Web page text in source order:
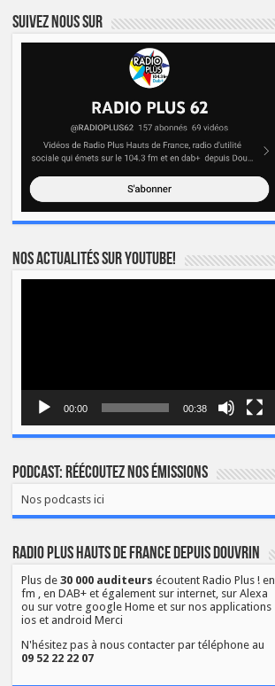
Suivez nous sur
Nos actualités sur YOUTUBE!
00:00 00:38
Podcast: Réécoutez nos émissions
Nos podcasts ici
Radio Plus Hauts de France depuis Douvrin
Plus de 30 000 auditeurs écoutent Radio Plus ! en
fm , en DAB+ et également sur internet, sur Alexa
ou sur votre google Home et sur nos applications
ios et android Merci
N'hésitez pas à nous contacter par téléphone au
09 52 22 22 07